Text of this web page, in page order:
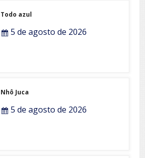
Todo azul
5 de agosto de 2026
Nhô Juca
5 de agosto de 2026